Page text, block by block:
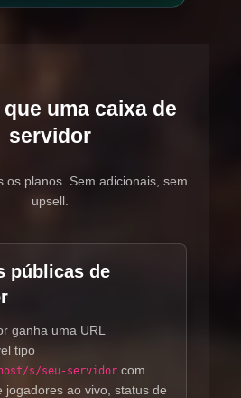
uma caixa de
servidor
os planos. Sem adicionais, sem
upsell.
públicas de
ganha uma URL
tipo
s/seu-servidor com
jogadores ao vivo, status de